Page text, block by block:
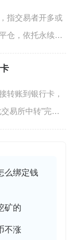
指交易者开多或
仓，依托永续合
特性，在
转账到银行卡，
易所中转”完成
将ET
么绑定钱
矿的
不涨